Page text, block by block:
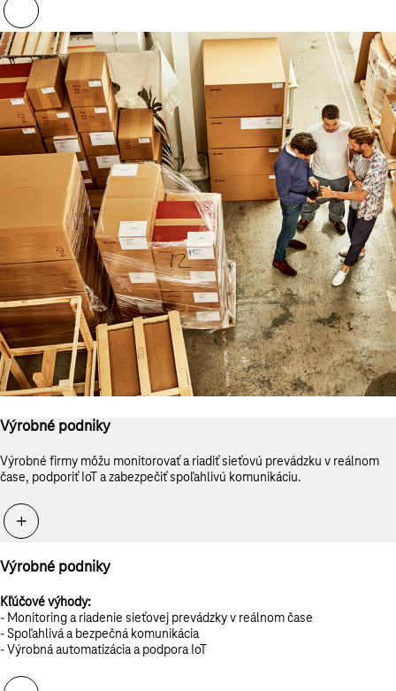
Výrobné podniky
Výrobné firmy môžu monitorovať a riadiť sieťovú prevádzku v reálnom
čase, podporiť IoT a zabezpečiť spoľahlivú komunikáciu.
Výrobné podniky
Kľúčové výhody:
- Monitoring a riadenie sieťovej prevádzky v reálnom čase
- Spoľahlivá a bezpečná komunikácia
- Výrobná automatizácia a podpora IoT